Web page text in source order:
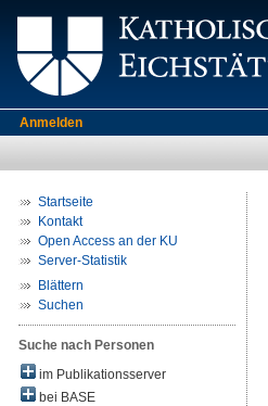
Anmelden
Startseite
Kontakt
Open Access an der KU
Server-Statistik
Blättern
Suchen
Suche nach Personen
im Publikationsserver
bei BASE